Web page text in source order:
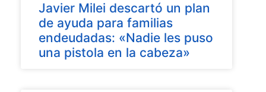
Javier Milei descartó un plan
de ayuda para familias
endeudadas: «Nadie les puso
una pistola en la cabeza»